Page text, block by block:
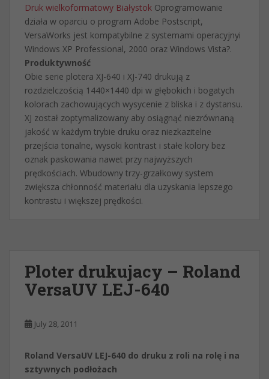
Druk wielkoformatowy Białystok Oprogramowanie
działa w oparciu o program Adobe Postscript,
VersaWorks jest kompatybilne z systemami operacyjnyi
Windows XP Professional, 2000 oraz Windows Vista?.
Produktywność
Obie serie plotera XJ-640 i XJ-740 drukują z
rozdzielczością 1440×1440 dpi w głębokich i bogatych
kolorach zachowujących wysycenie z bliska i z dystansu.
XJ został zoptymalizowany aby osiągnąć niezrównaną
jakość w każdym trybie druku oraz niezkazitelne
przejścia tonalne, wysoki kontrast i stałe kolory bez
oznak paskowania nawet przy najwyższych
prędkościach. Wbudowny trzy-grzałkowy system
zwiększa chłonność materiału dla uzyskania lepszego
kontrastu i większej prędkości.
Ploter drukujacy – Roland
VersaUV LEJ-640
July 28, 2011
Roland VersaUV LEJ-640 do druku z roli na rolę i na
sztywnych podłożach